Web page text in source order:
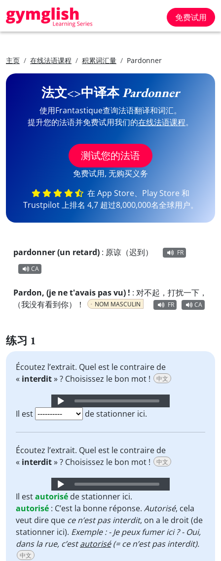
免费试用
主页 在线法语课程 积累词汇量 Pardonner
法文<>中译本Pardonner
使用Frantastique查询法语翻译和词汇。
提升您的法语并免费试用我们的在线法语课程。
测试您的法语
免费试用, 无购买义务
在 App Store、Play Store 和
Trustpilot 上排名 4,7 超过8,000,000名全球用户。
pardonner (un retard) : 原谅（迟到）
FR
CA
Pardon, (je ne t'avais pas vu) ! : 对不起，打扰一下，
（我没有看到你）！
NOM MASCULIN FR CA
练习 1
Écoutez l’extrait. Quel est le contraire de
« interdit» ? Choisissez le bon mot ! 中文
Audio
Player
Il est de stationner ici.
Écoutez l’extrait. Quel est le contraire de
« interdit» ? Choisissez le bon mot ! 中文
Audio
Player
Il estautorisé de stationner ici.
autorisé : C’est la bonne réponse. Autorisé, cela
veut dire que ce n’est pas interdit, on a le droit (de
stationner ici). Exemple : - Je peux fumer ici ? - Oui,
dans la rue, c’estautorisé(= ce n’est pas interdit).
中文